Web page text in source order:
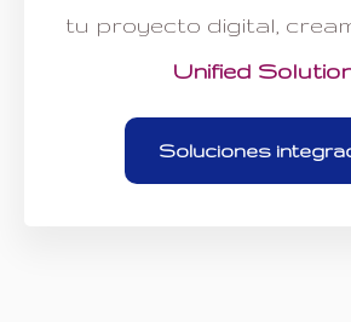
tu proyecto digital,
Unified
Soluciones